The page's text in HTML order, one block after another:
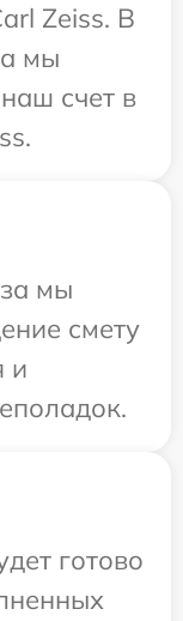
Zeiss. В
мы
счет в
мы
смету
и
готово